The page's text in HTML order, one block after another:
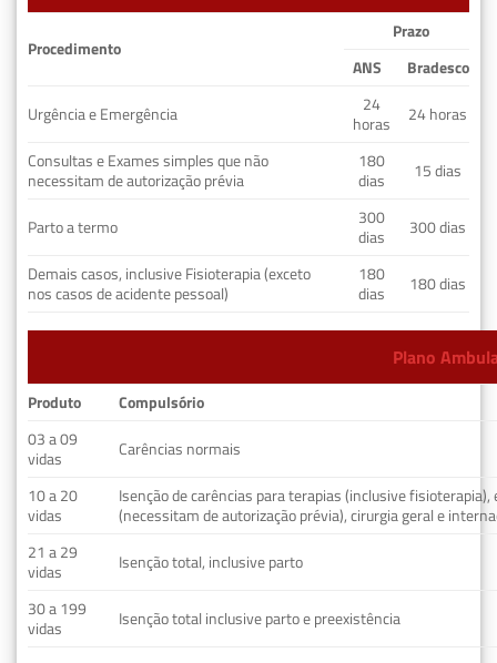
Procedimento
Prazo
ANS
Bradesco
Urgência e Emergência
24
horas
24 horas
Consultas e Exames simples que não
necessitam de autorização prévia
180
dias
15 dias
Parto a termo
300
dias
300 dias
Demais casos, inclusive Fisioterapia (exceto
nos casos de acidente pessoal)
180
dias
180 dias
Plano
Produto
Compulsório
03 a 09
vidas
Carências normais
10 a 20
vidas
Isenção de carências para terapias (inclusive fisioterapia),
(necessitam de autorização prévia), cirurgia geral e
21 a 29
vidas
Isenção total, inclusive parto
30 a 199
vidas
Isenção total inclusive parto e preexistência